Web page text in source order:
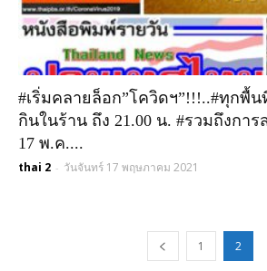
#เริ่มคลายล็อก”โควิดฯ”!!!..#ทุกพื้
กินในร้าน ถึง 21.00 น. #รวมถึงกา
17 พ.ค....
thai 2 - วันจันทร์ 17 พฤษภาคม 2021
1 2